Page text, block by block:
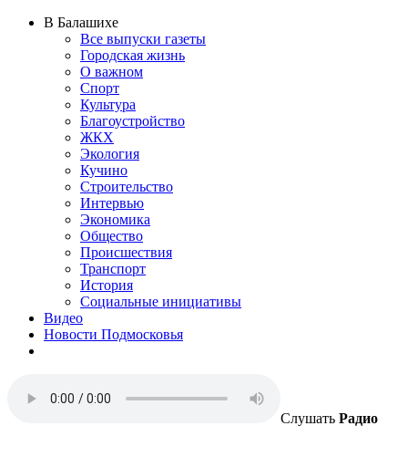
В Балашихе
Все выпуски газеты
Городская жизнь
О важном
Спорт
Культура
Благоустройство
ЖКХ
Экология
Кучино
Строительство
Интервью
Экономика
Общество
Происшествия
Транспорт
История
Социальные инициативы
Видео
Новости Подмосковья
Слушать Радио